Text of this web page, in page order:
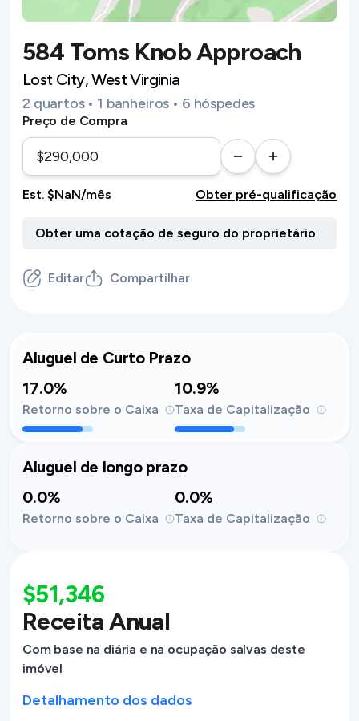
584 Toms Knob Approach
Lost City, West Virginia
2 quartos • 1 banheiros • 6 hóspedes
Preço de Compra
Est. $NaN/mês Obter pré-qualificação
Editar Compartilhar
Aluguel de Curto Prazo
17.0%
Retorno sobre o Caixa
10.9%
Taxa de Capitalização
Aluguel de longo prazo
0.0%
Retorno sobre o Caixa
0.0%
Taxa de Capitalização
$51,346
Receita Anual
Com base na diária e na ocupação salvas deste
imóvel
Detalhamento dos dados